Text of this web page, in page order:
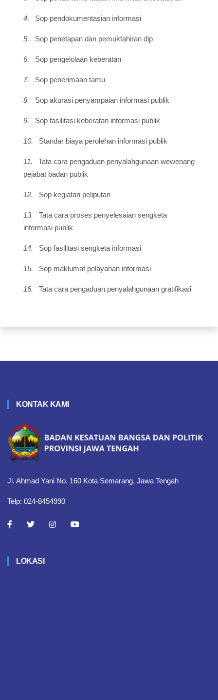
4. Sop pendokumentasian informasi
5. Sop penetapan dan pemuktahiran dip
6. Sop pengelolaan keberatan
7. Sop penerimaan tamu
8. Sop akurasi penyampaian informasi publik
9. Sop fasilitasi keberatan informasi publik
10. Standar biaya perolehan informasi publik
11.
Tata cara pengaduan penyalahgunaan wewenang
pejabat badan publik
12. Sop kegiatan peliputan
13.
Tata cara proses penyelesaian sengketa
informasi publik
14. Sop fasilitasi sengketa informasi
15. Sop maklumat pelayanan informasi
16. Tata cara pengaduan penyalahgunaan gratifikasi
KONTAK KAMI
Jl. Ahmad Yani No. 160 Kota Semarang, Jawa Tengah
Telp: 024-8454990
LOKASI